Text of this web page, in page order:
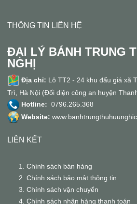
THÔNG TIN LIÊN HỆ
ĐẠI LÝ BÁNH TRUNG
NGHỊ
Địa chỉ: Lô TT2 - 24 khu đấu giá xã
Trì, Hà Nội (Đối diện công an huyện
Hotline: 0796.265.368
Website:
LIÊN KẾT
Chính sách bán hàng
Chính sách bảo mật thông tin
Chính sách vận chuyển
Chính sách nhận hàng thanh toán